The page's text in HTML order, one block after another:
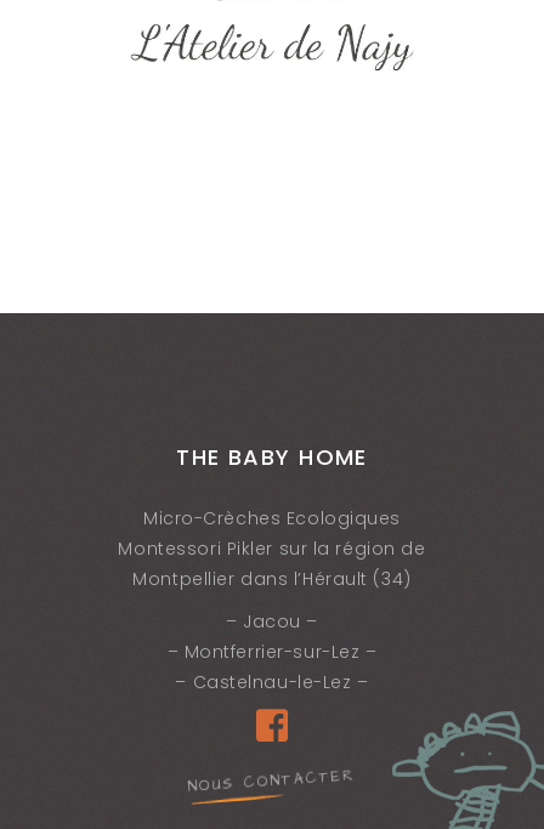
THE BABY HOME
Micro-Crèches Ecologiques
Montessori Pikler sur la région de
Montpellier dans l’Hérault (34)
– Jacou –
– Montferrier-sur-Lez –
– Castelnau-le-Lez –
NOUS CONTACTER